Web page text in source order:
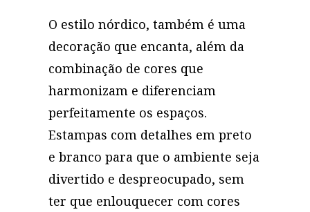
O estilo nórdico, também é uma
decoração que encanta, além da
combinação de cores que
harmonizam e diferenciam
perfeitamente os espaços.
Estampas com detalhes em preto
e branco para que o ambiente seja
divertido e despreocupado, sem
ter que enlouquecer com cores